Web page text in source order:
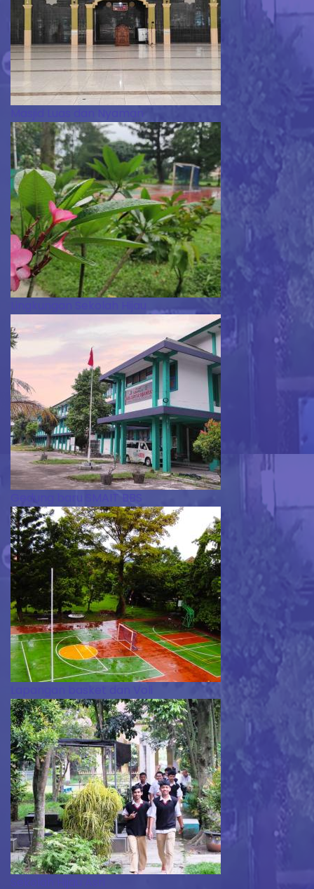
Masjid Luas dan Nyaman
Lingkungan Sekolah Hijau
Gedung baru SMAIT BBS
Lapangan basket dan Voli
Sekolah Hijau Asri